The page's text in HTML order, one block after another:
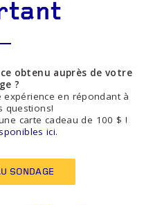
obtenu auprès de votre
?
en répondant à
questions!
carte cadeau de 100 $ !
ici.
SONDAGE